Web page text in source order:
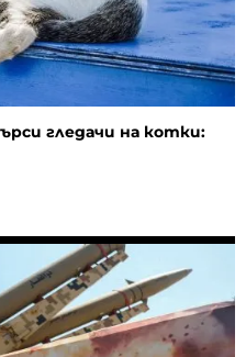
гледачи на котки: